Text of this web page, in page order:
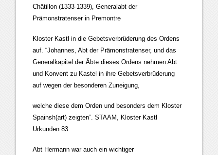
Châtillon (1333-1339), Generalabt der
Prämonstratenser in Premontre
Kloster Kastl in die Gebetsverbrüderung des Ordens
auf. “Johannes, Abt der Prämonstratenser, und das
Generalkapitel der Äbte dieses Ordens nehmen Abt
und Konvent zu Kastel in ihre Gebetsverbrüderung
auf wegen der besonderen Zuneigung,
welche diese dem Orden und besonders dem Kloster
Spainsh(art) zeigten”. STAAM, Kloster Kastl
Urkunden 83
Abt Hermann war auch ein wichtiger